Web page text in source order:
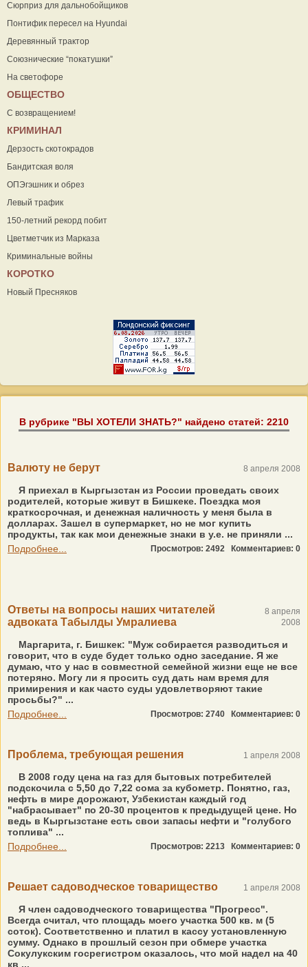
Сюрприз для дальнобойщиков
Понтифик пересел на Hyundai
Деревянный трактор
Союзнические “покатушки”
На светофоре
ОБЩЕСТВО
С возвращением!
КРИМИНАЛ
Дерзость скотокрадов
Бандитская воля
ОПЭгэшник и обрез
Левый трафик
150-летний рекорд побит
Цветметчик из Марказа
Криминальные войны
КОРОТКО
Новый Пресняков
В рубрике "ВЫ ХОТЕЛИ ЗНАТЬ?" найдено статей: 2210
Валюту не берут 8 апреля 2008
Я приехал в Кыргызстан из России проведать своих
родителей, которые живут в Бишкеке. Поездка моя
краткосрочная, и денежная наличность у меня была в
долларах. Зашел в супермаркет, но не мог купить
продукты, так как мои денежные знаки в у.е. не приняли ...
Подробнее...
Просмотров: 2492 Комментариев: 0
Ответы на вопросы наших читателей
адвоката Табылды Умралиева
8 апреля
2008
Маргарита, г. Бишкек: "Муж собирается разводиться и
говорит, что в суде будет только одно заседание. Я же
думаю, что у нас в совместной семейной жизни еще не все
потеряно. Могу ли я просить суд дать нам время для
примирения и как часто суды удовлетворяют такие
просьбы?" ...
Подробнее...
Просмотров: 2740 Комментариев: 0
Проблема, требующая решения 1 апреля 2008
В 2008 году цена на газ для бытовых потребителей
подскочила с 5,50 до 7,22 сома за кубометр. Понятно, газ,
нефть в мире дорожают, Узбекистан каждый год
"набрасывает" по 20-30 процентов к предыдущей цене. Но
ведь в Кыргызстане есть свои запасы нефти и "голубого
топлива" ...
Подробнее...
Просмотров: 2213 Комментариев: 0
Решает садоводческое товарищество 1 апреля 2008
Я член садоводческого товарищества "Прогресс".
Всегда считал, что площадь моего участка 500 кв. м (5
соток). Соответственно и платил в кассу установленную
сумму. Однако в прошлый сезон при обмере участка
Сокулукским госрегистром оказалось, что мой надел на 40
кв ...